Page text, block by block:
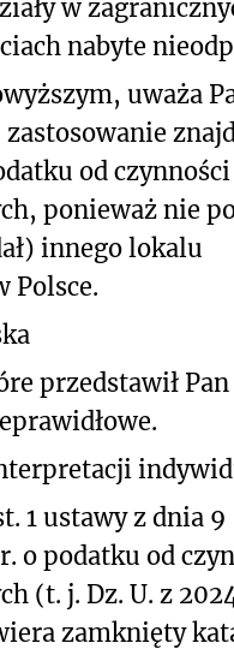
w
nabyte
uważa
od czynności
ponieważ nie
innego lokalu
Polsce.
przedstawił Pan
1 ustawy z dnia 9
o podatku od
(t. j. Dz. U. z
zamknięty